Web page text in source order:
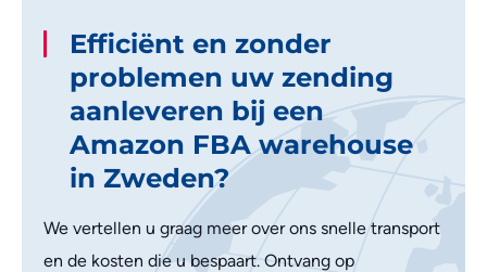
Efficiënt en zonder
problemen uw zending
aanleveren bij een
Amazon FBA warehouse
in Zweden?
We vertellen u graag meer over ons snelle transport
en de kosten die u bespaart. Ontvang op